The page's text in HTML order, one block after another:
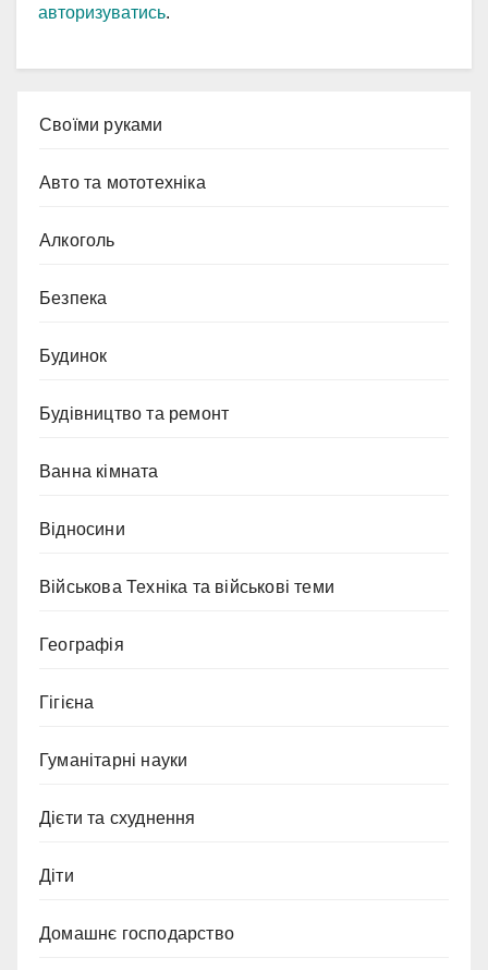
авторизуватись.
Cвоїми руками
Авто та мототехніка
Алкоголь
Безпека
Будинок
Будівництво та ремонт
Ванна кімната
Відносини
Військова Техніка та військові теми
Географія
Гігієна
Гуманітарні науки
Дієти та схуднення
Діти
Домашнє господарство